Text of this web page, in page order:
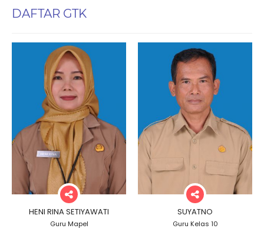
DAFTAR GTK
HENI RINA SETIYAWATI
Guru Mapel
SUYATNO
Guru Kelas 10